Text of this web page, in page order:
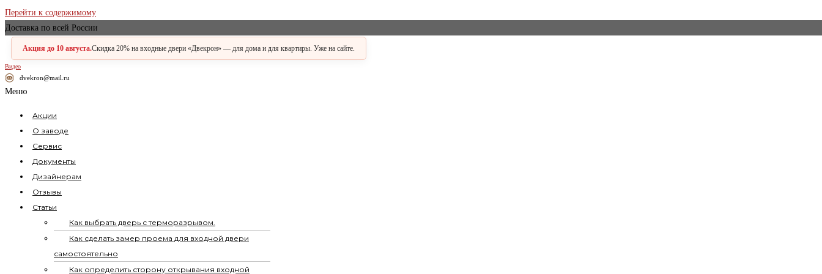
Перейти к содержимому
Доставка по всей России
Акция до 10 августа.Скидка 20% на входные двери «Двекрон» — для дома и для квартиры. Уже на сайте.
Видео
dvekron@mail.ru
Меню
Акции
О заводе
Сервис
Документы
Дизайнерам
Отзывы
Статьи
Как выбрать дверь с терморазрывом.
Как сделать замер проема для входной двери
самостоятельно
Как определить сторону открывания входной